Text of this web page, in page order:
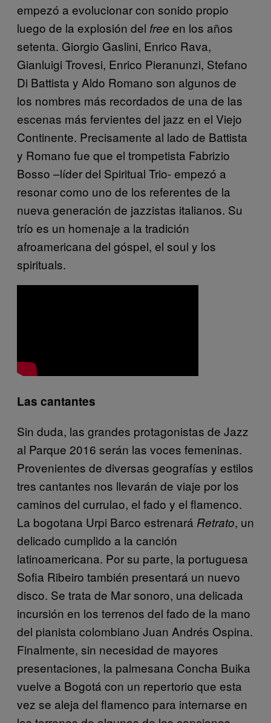
empezó a evolucionar con sonido propio
luego de la explosión del free en los años
setenta. Giorgio Gaslini, Enrico Rava,
Gianluigi Trovesi, Enrico Pieranunzi, Stefano
Di Battista y Aldo Romano son algunos de
los nombres más recordados de una de las
escenas más fervientes del jazz en el Viejo
Continente. Precisamente al lado de Battista
y Romano fue que el trompetista Fabrizio
Bosso –líder del Spiritual Trio- empezó a
resonar como uno de los referentes de la
nueva generación de jazzistas italianos. Su
trío es un homenaje a la tradición
afroamericana del góspel, el soul y los
spirituals.
Las cantantes
Sin duda, las grandes protagonistas de Jazz
al Parque 2016 serán las voces femeninas.
Provenientes de diversas geografías y estilos
tres cantantes nos llevarán de viaje por los
caminos del currulao, el fado y el flamenco.
La bogotana Urpi Barco estrenará Retrato, un
delicado cumplido a la canción
latinoamericana. Por su parte, la portuguesa
Sofia Ribeiro también presentará un nuevo
disco. Se trata de Mar sonoro, una delicada
incursión en los terrenos del fado de la mano
del pianista colombiano Juan Andrés Ospina.
Finalmente, sin necesidad de mayores
presentaciones, la palmesana Concha Buika
vuelve a Bogotá con un repertorio que esta
vez se aleja del flamenco para internarse en